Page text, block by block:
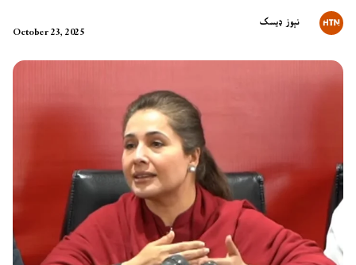
October 23, 2025
نېوز ډیسک